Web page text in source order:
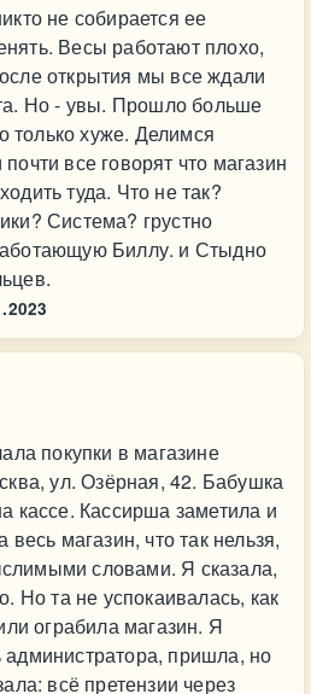
не собирается ее
Весы работают плохо,
открытия мы все ждали
Но - увы. Прошло больше
только хуже. Делимся
все говорят что магазин
туда. Что не так?
Система? грустно
Биллу. и Стыдно
покупки в магазине
ул. Озёрная, 42. Бабушка
кассе. Кассирша заметила и
магазин, что так нельзя,
словами. Я сказала,
Но та не успокаивалась, как
ограбила магазин. Я
администратора, пришла, но
всё претензии через